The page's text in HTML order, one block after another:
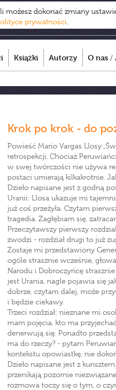
możesz dokonać zmiany
prywatności.
Książki Autorzy O nas /
Krok po krok - do
Powieść Mario Vargas Llosy
retrospekcji. Chociaż
w swej twórczości nie używa
postaci umierają kilkakrotnie.
Dzieło napisane jest z godną
Uranii: Llosa ukazuje mi
już coś przeżyła. Czytam
tragedia. Zagłębiam się,
Przeczytawszy pierwszy
zwodzi - rozdział drugi to już
Zostaje mi przedstawiony
ogóle strasznie wcześnie,
Narodu i Dobroczyńcę
jest Urania, nagle pojawia się
dobrze, czytam dalej, może
i będzie ciekawy.
Trzeci rozdział: nieznane mi
mam pojęcia, kto ma
denerwują się. Ponadto
ma do rzeczy? - pytam
kontekstu opowiastkę, nie
Dzieło napisane jest z
przenikają pozornie
rozmowa toczy się o tym, o